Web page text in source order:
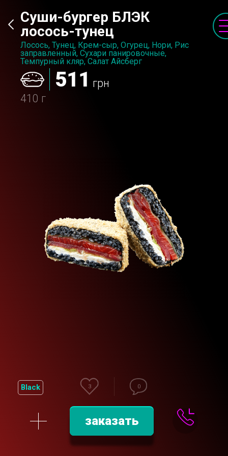
Суши-бургер БЛЭК
лосось-тунец
Лосось, Тунец, Крем-сыр, Огурец, Нори, Рис
заправленный, Сухари панировочные,
Темпурный кляр, Салат Айсберг
511 грн
410 г
Black 3 0
заказать